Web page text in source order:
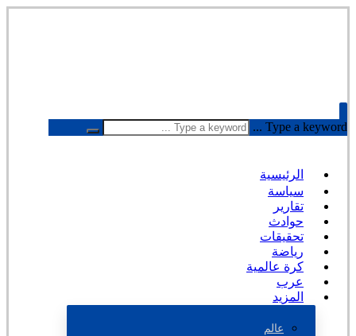
Type a keyword ...
الرئيسية
سياسة
تقارير
حوادث
تحقيقات
رياضة
كرة عالمية
عرب
المزيد
عالم